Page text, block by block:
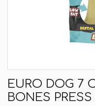
EURO DOG 7
BONES